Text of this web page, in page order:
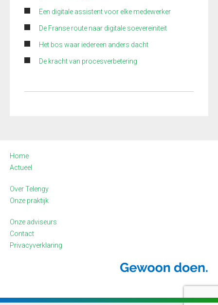
Een digitale assistent voor elke medewerker
De Franse route naar digitale soevereiniteit
Het bos waar iedereen anders dacht
De kracht van procesverbetering
Home
Actueel
Over Telengy
Onze praktijk
Onze adviseurs
Contact
Privacyverklaring